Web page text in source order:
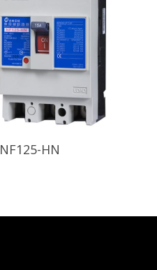
NF125-HN